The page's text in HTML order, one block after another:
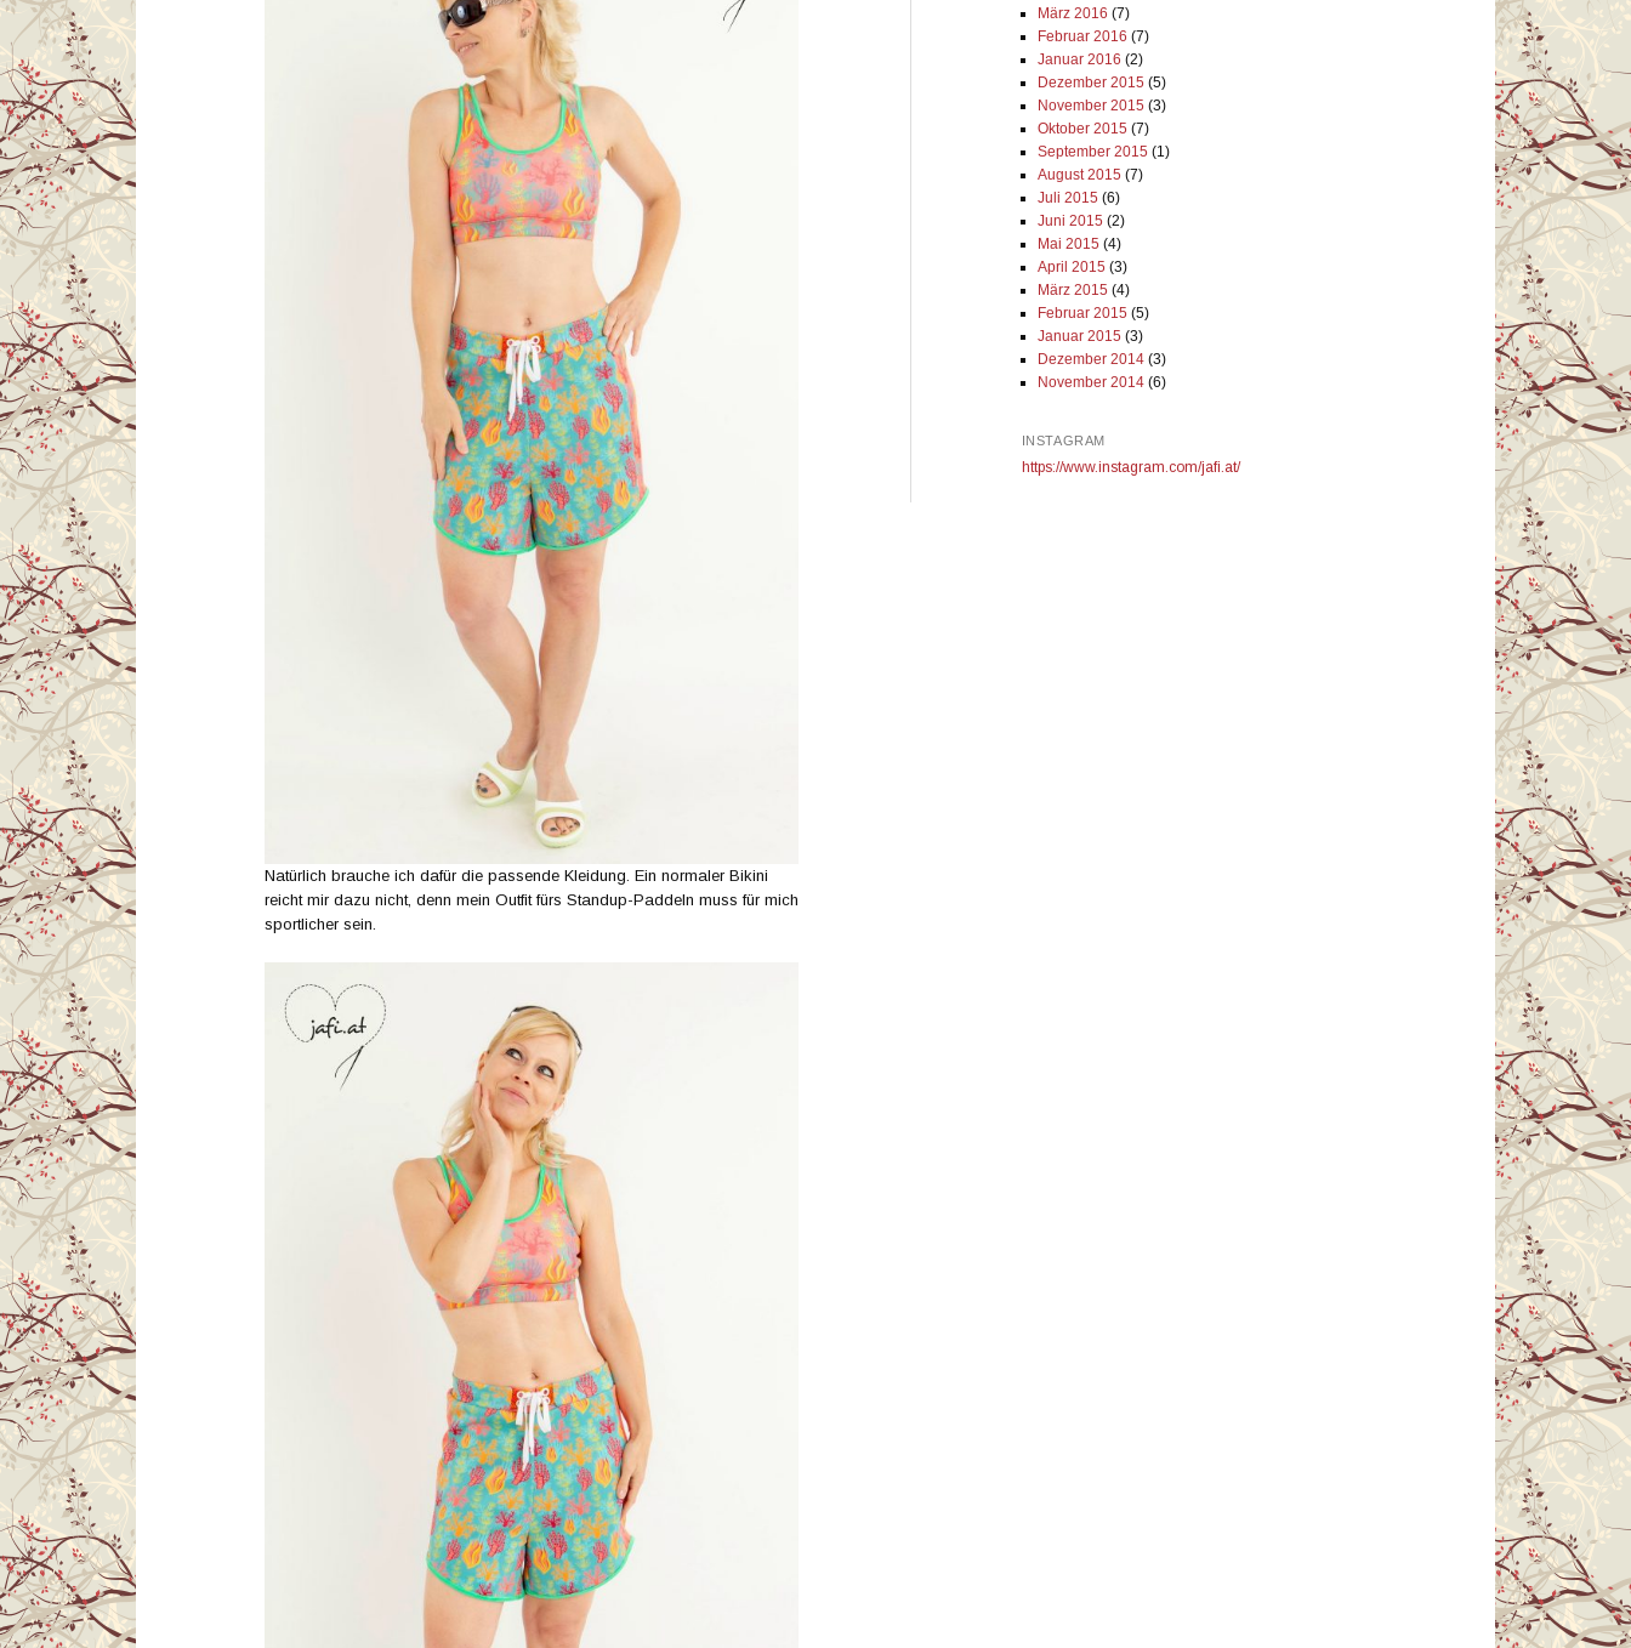
Natürlich brauche ich dafür die passende Kleidung. Ein normaler Bikini
reicht mir dazu nicht, denn mein Outfit fürs Standup-Paddeln muss für mich
sportlicher sein.
März 2016 (7)
Februar 2016 (7)
Januar 2016 (2)
Dezember 2015 (5)
November 2015 (3)
Oktober 2015 (7)
September 2015 (1)
August 2015 (7)
Juli 2015 (6)
Juni 2015 (2)
Mai 2015 (4)
April 2015 (3)
März 2015 (4)
Februar 2015 (5)
Januar 2015 (3)
Dezember 2014(3)
November 2014(6)
INSTAGRAM
https://www.instagram.com/jafi.at/